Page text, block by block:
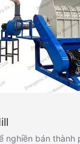
nghiền bán thành